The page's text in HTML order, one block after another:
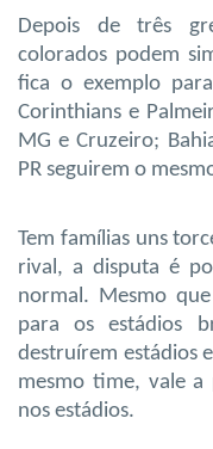
Depois de três
colorados podem
fica o exemplo
Corinthians e
MG e Cruzeiro;
PR seguirem o
Tem famílias uns
rival, a disputa é
normal. Mesmo
para os estádios
destruírem estádios
mesmo time, vale a
nos estádios.